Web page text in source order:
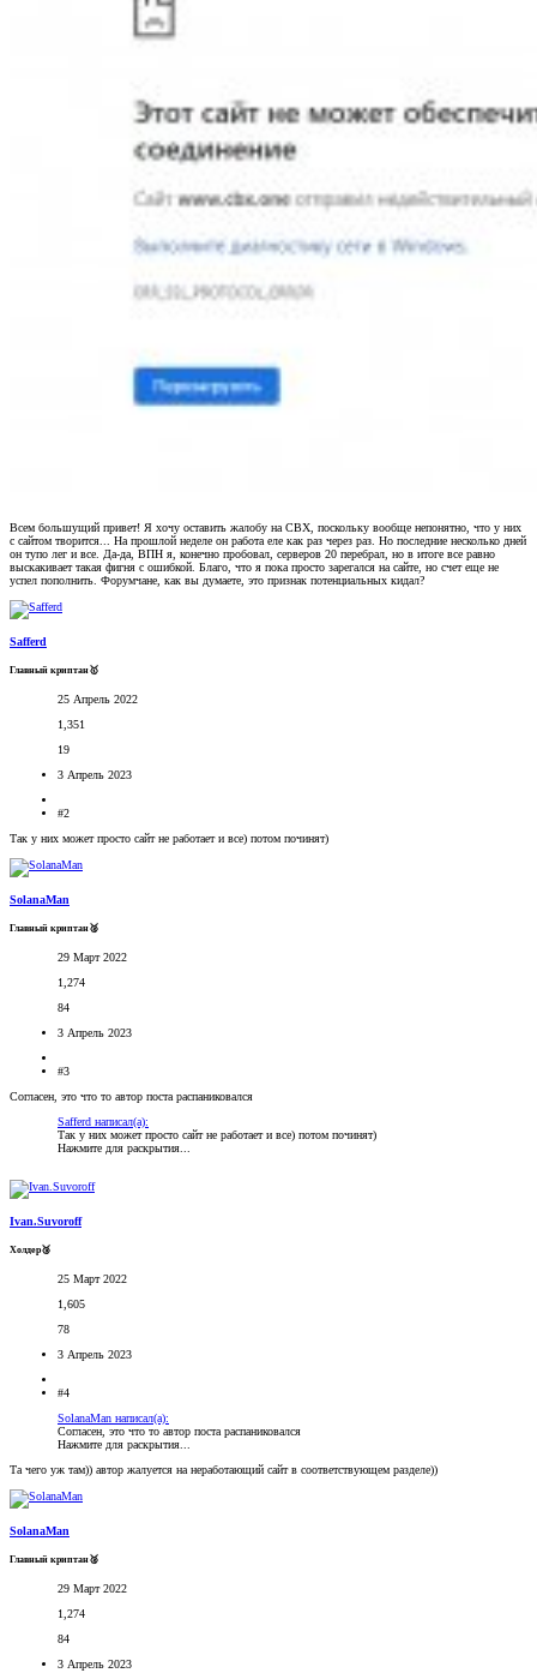
Всем большущий привет! Я хочу оставить жалобу на CBX, поскольку вообще непонятно, что у них
с сайтом творится... На прошлой неделе он работа еле как раз через раз. Но последние несколько дней
он тупо лег и все. Да-да, ВПН я, конечно пробовал, серверов 20 перебрал, но в итоге все равно
выскакивает такая фигня с ошибкой. Благо, что я пока просто зарегался на сайте, но счет еще не
успел пополнить. Форумчане, как вы думаете, это признак потенциальных кидал?
Safferd
Главный криптан🥇
25 Апрель 2022
1,351
19
3 Апрель 2023
#2
Так у них может просто сайт не работает и все) потом починят)
SolanaMan
Главный криптан🥈
29 Март 2022
1,274
84
3 Апрель 2023
#3
Согласен, это что то автор поста распаниковался
Safferd написал(а):
Так у них может просто сайт не работает и все) потом починят)
Нажмите для раскрытия...
Ivan.Suvoroff
Холдер🥉
25 Март 2022
1,605
78
3 Апрель 2023
#4
SolanaMan написал(а):
Согласен, это что то автор поста распаниковался
Нажмите для раскрытия...
Та чего уж там)) автор жалуется на неработающий сайт в соответствующем разделе))
SolanaMan
Главный криптан🥈
29 Март 2022
1,274
84
3 Апрель 2023